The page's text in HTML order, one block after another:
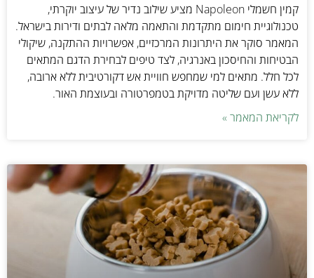
קמין חשמלי Napoleon מציע שילוב נדיר של עיצוב יוקרתי,
טכנולוגיית חימום מתקדמת והתאמה מלאה לבתים ודירות בישראל.
המאמר סוקר את היתרונות המרכזיים, אפשרויות ההתקנה, שיקולי
הבטיחות והחיסכון באנרגיה, לצד טיפים לבחירת הדגם המתאים
לכל חלל. מתאים למי שמחפש חוויית אש דקורטיבית ללא ארובה,
ללא עשן ועם שליטה מדויקת בטמפרטורה ובעוצמת האור.
לקריאת המאמר »